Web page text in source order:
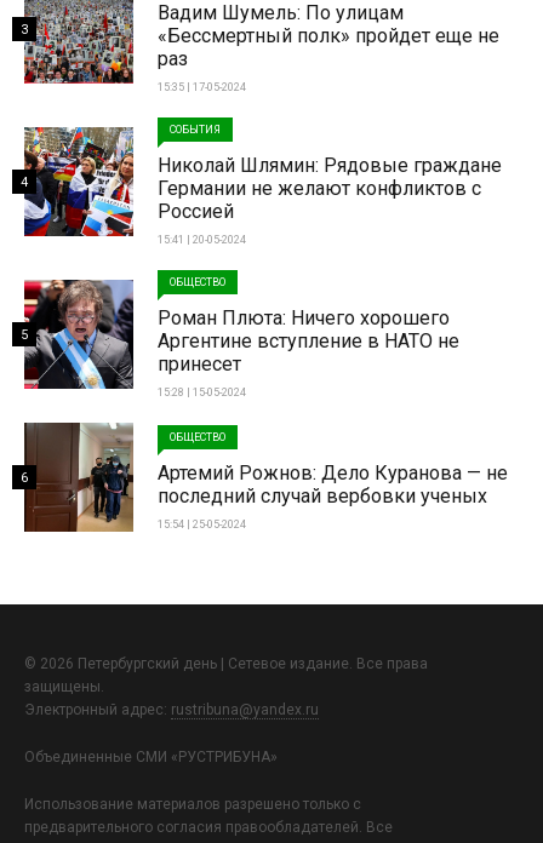
Вадим Шумель: По улицам
«Бессмертный полк» пройдет еще не
раз
15:35 | 17-05-2024
3
СОБЫТИЯ
Николай Шлямин: Рядовые граждане
Германии не желают конфликтов с
Россией
15:41 | 20-05-2024
4
ОБЩЕСТВО
Роман Плюта: Ничего хорошего
Аргентине вступление в НАТО не
принесет
15:28 | 15-05-2024
5
ОБЩЕСТВО
Артемий Рожнов: Дело Куранова — не
последний случай вербовки ученых
15:54 | 25-05-2024
6
© 2026 Петербургский день | Сетевое издание. Все права
защищены.
Электронный адрес: rustribuna@yandex.ru
Объединенные СМИ «РУСТРИБУНА»
Использование материалов разрешено только с
предварительного согласия правообладателей. Все